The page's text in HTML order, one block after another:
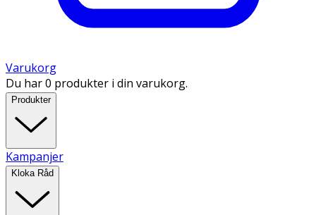
Varukorg
Du har 0 produkter i din varukorg.
Produkter
Kampanjer
Kloka Råd